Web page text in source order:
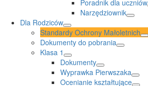
Poradnik dla uczniów
Narzędziownik
Dla Rodziców
Standardy Ochrony Małoletnich
Dokumenty do pobrania
Klasa 1
Dokumenty
Wyprawka Pierwszaka
Ocenianie kształtujące